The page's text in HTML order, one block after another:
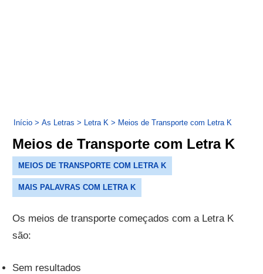
Início > As Letras > Letra K > Meios de Transporte com Letra K
Meios de Transporte com Letra K
MEIOS DE TRANSPORTE COM LETRA K
MAIS PALAVRAS COM LETRA K
Os meios de transporte começados com a Letra K
são:
Sem resultados